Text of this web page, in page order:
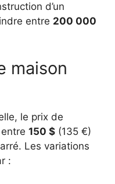
d’un
entre 200 000
maison
le prix de
150 $ (135 €)
Les variations
: